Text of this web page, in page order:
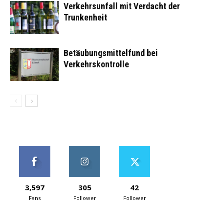
Verkehrsunfall mit Verdacht der
Trunkenheit
Betäubungsmittelfund bei
Verkehrskontrolle
3,597
Fans
305
Follower
42
Follower